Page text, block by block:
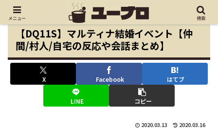
【DQ11S】マルティナ結婚イベント【仲
間/村人/自宅の反応や会話まとめ】
X Facebook はてブ
LINE コピー
2020.03.13 2020.03.16
メニュー 検索